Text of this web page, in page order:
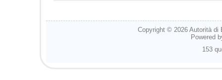
Copyright © 2026 Autorità di
Powered
153